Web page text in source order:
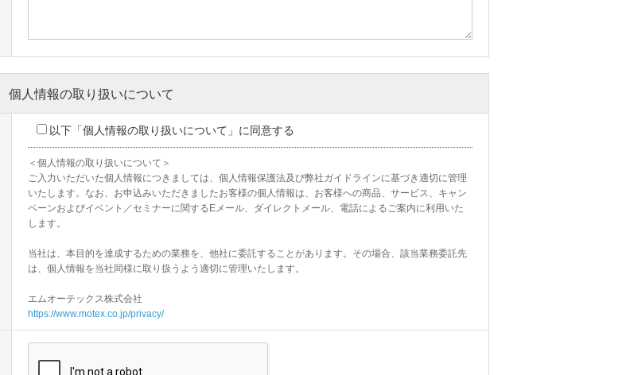
個人情報の取り扱いについて
以下「個人情報の取り扱いについて」に同意する
＜個人情報の取り扱いについて＞
ご入力いただいた個人情報につきましては、個人情報保護法及び弊社ガイドラインに基づき適切に管理
いたします。なお、お申込みいただきましたお客様の個人情報は、お客様への商品、サービス、キャン
ペーンおよびイベント／セミナーに関するEメール、ダイレクトメール、電話によるご案内に利用いた
します。
当社は、本目的を達成するための業務を、他社に委託することがあります。その場合、該当業務委託先
は、個人情報を当社同様に取り扱うよう適切に管理いたします。
https://www.motex.co.jp/privacy/